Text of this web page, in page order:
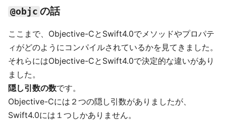
@objc の話
ここまで、Objective-CとSwift4.0でメソッドやプロパテ
ィがどのようにコンパイルされているかを見てきました。
それらにはObjective-CとSwift4.0で決定的な違いがあり
ました。
隠し引数の数です。
Objective-Cには２つの隠し引数がありましたが、
Swift4.0には１つしかありません。